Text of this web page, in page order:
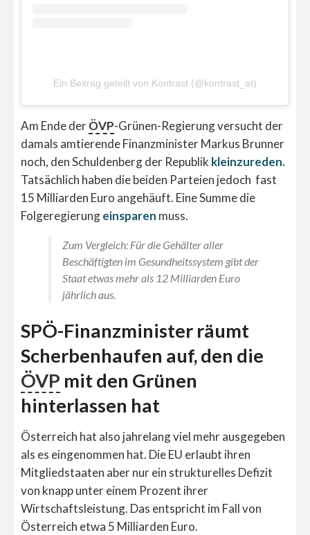
Ein Beitrag geteilt von Kontrast (@kontrast_at)
Am Ende derÖVP-Grünen-Regierung versucht der
damals amtierende Finanzminister Markus Brunner
noch, den Schuldenberg der Republik kleinzureden.
Tatsächlich haben die beiden Parteien jedoch fast
15 Milliarden Euro angehäuft. Eine Summe die
Folgeregierungeinsparen muss.
Zum Vergleich: Für die Gehälter aller
Beschäftigten im Gesundheitssystem gibt der
Staat etwas mehr als 12 Milliarden Euro
jährlich aus.
SPÖ-Finanzminister räumt
Scherbenhaufen auf, den die
ÖVP mit den Grünen
hinterlassen hat
Österreich hat also jahrelang viel mehr ausgegeben
als es eingenommen hat. Die EU erlaubt ihren
Mitgliedstaaten aber nur ein strukturelles Defizit
von knapp unter einem Prozent ihrer
Wirtschaftsleistung. Das entspricht im Fall von
Österreich etwa 5 Milliarden Euro.